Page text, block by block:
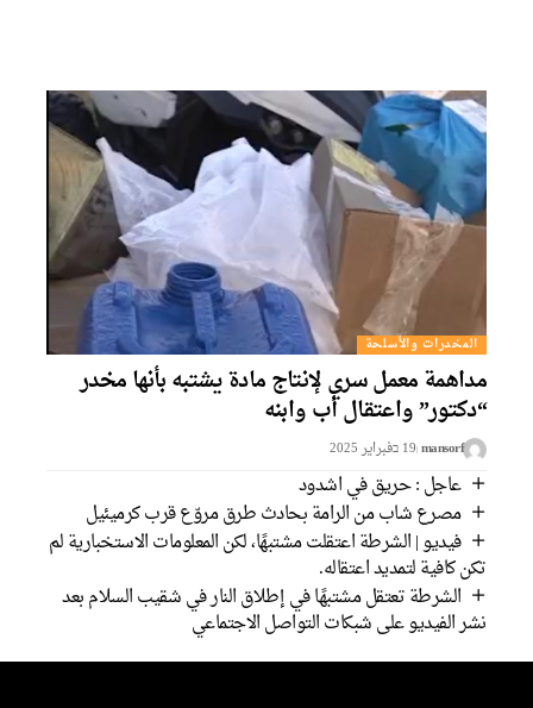
المخدرات والأسلحة
مداهمة معمل سري لإنتاج مادة يشتبه بأنها مخدر
“دكتور” واعتقال أب وابنه
mansorf 19 בفبراير 2025
عاجل : حريق في اشدود
مصرع شاب من الرامة بحادث طرق مروّع قرب كرميئيل
فيديو | الشرطة اعتقلت مشتبهًا، لكن المعلومات الاستخبارية لم
تكن كافية لتمديد اعتقاله.
الشرطة تعتقل مشتبهًا في إطلاق النار في شقيب السلام بعد
نشر الفيديو على شبكات التواصل الاجتماعي